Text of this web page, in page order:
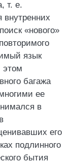
т. е.
внутренних
«нового»
язык
этом
багажа
ее
в
его
подлинного
бытия